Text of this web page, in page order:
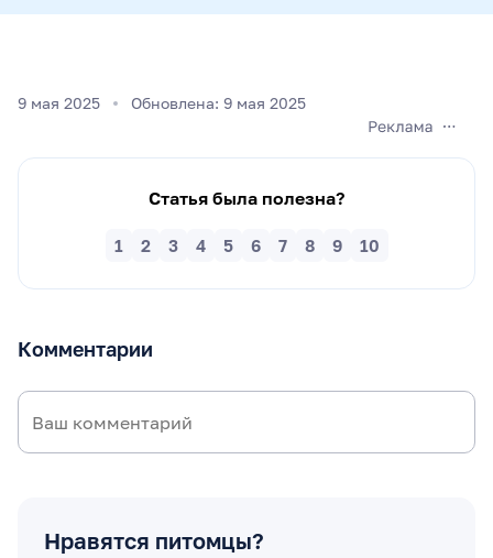
9 мая 2025 Обновлена: 9 мая 2025
Статья была полезна?
10
9
8
7
6
5
4
3
2
1
Комментарии
Нравятся питомцы?